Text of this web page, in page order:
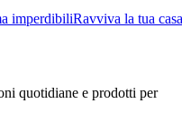
imperdibiliRavviva la tua
quotidiane e prodotti per